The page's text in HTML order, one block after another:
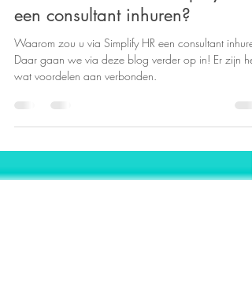
Simplify HR
25 mrt 2025
3 minuten om te lezen
Waarom zou u via Simplify HR
een consultant inhuren?
Waarom zou u via Simplify HR een consultant